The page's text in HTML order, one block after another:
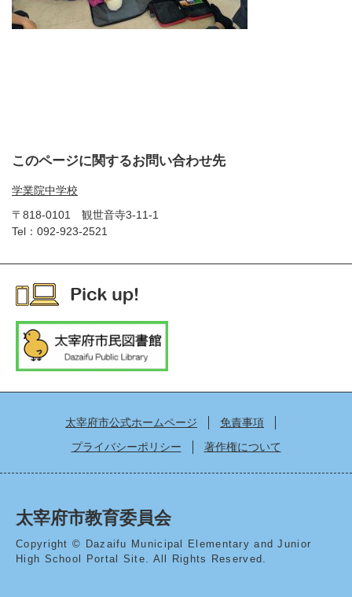
このページに関するお問い合わせ先
学業院中学校
〒818-0101
観世音寺3-11-1
Tel：092-923-2521
太宰府市公式ホームページ
免責事項
プライバシーポリシー
著作権について
太宰府市教育委員会
Copyright © Dazaifu Municipal Elementary and Junior
High School Portal Site. All Rights Reserved.